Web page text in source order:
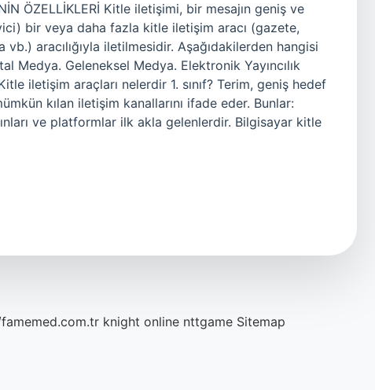
ÖZELLİKLERİ Kitle iletişimi, bir mesajın geniş ve
bir veya daha fazla kitle iletişim aracı (gazete,
aracılığıyla iletilmesidir. Aşağıdakilerden hangisi
Medya. Geleneksel Medya. Elektronik Yayıncılık
iletişim araçları nelerdir 1. sınıf? Terim, geniş hedef
kılan iletişim kanallarını ifade eder. Bunlar:
ve platformlar ilk akla gelenlerdir. Bilgisayar kitle
knight online nttgame Sitemap